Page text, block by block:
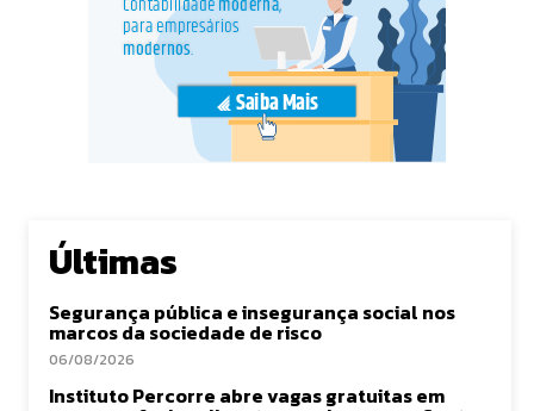
Últimas
Segurança pública e insegurança social nos
marcos da sociedade de risco
06/08/2026
Instituto Percorre abre vagas gratuitas em